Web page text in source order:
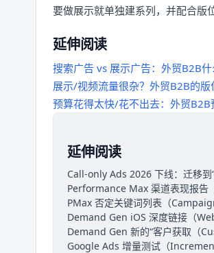
要做展示就单独建系列，并配合版
延伸阅读
搜索广告 vs 展示广告：外贸B2B什
展示/视频流量很杂？外贸B2B的
预算花得太快/花不出去：外贸
延伸阅读
Call-only Ads 2026 下线：迁移到
Performance Max 渠道表现报告
PMax 否定关键词列表（
Demand Gen iOS 深度链接（
Demand Gen 新的“客户获取（
Google Ads 增量测试（